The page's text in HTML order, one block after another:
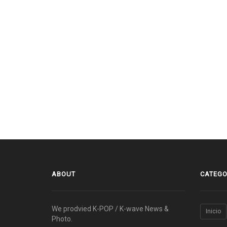
ABOUT
We prodvied K-POP / K-wave News &
Photo.
Inicio